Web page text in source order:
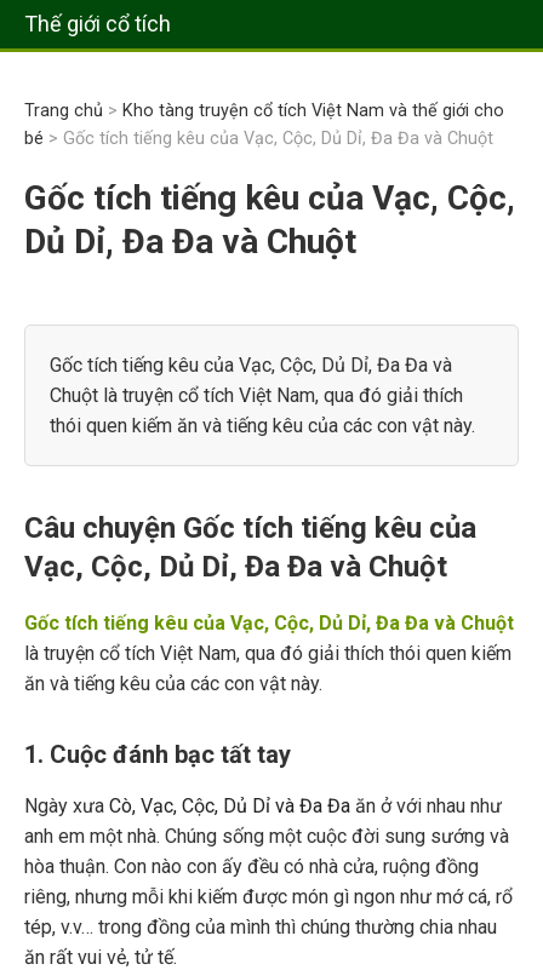
Thế giới cổ tích
Trang chủ > Kho tàng truyện cổ tích Việt Nam và thế giới cho
bé > Gốc tích tiếng kêu của Vạc, Cộc, Dủ Dỉ, Đa Đa và Chuột
Gốc tích tiếng kêu của Vạc, Cộc,
Dủ Dỉ, Đa Đa và Chuột
Gốc tích tiếng kêu của Vạc, Cộc, Dủ Dỉ, Đa Đa và
Chuột là truyện cổ tích Việt Nam, qua đó giải thích
thói quen kiếm ăn và tiếng kêu của các con vật này.
Câu chuyện Gốc tích tiếng kêu của
Vạc, Cộc, Dủ Dỉ, Đa Đa và Chuột
Gốc tích tiếng kêu của Vạc, Cộc, Dủ Dỉ, Đa Đa và Chuột
là truyện cổ tích Việt Nam, qua đó giải thích thói quen kiếm
ăn và tiếng kêu của các con vật này.
1. Cuộc đánh bạc tất tay
Ngày xưa Cò, Vạc, Cộc, Dủ Dỉ và Đa Đa ăn ở với nhau như
anh em một nhà. Chúng sống một cuộc đời sung sướng và
hòa thuận. Con nào con ấy đều có nhà cửa, ruộng đồng
riêng, nhưng mỗi khi kiếm được món gì ngon như mớ cá, rổ
tép, v.v… trong đồng của mình thì chúng thường chia nhau
ăn rất vui vẻ, tử tế.